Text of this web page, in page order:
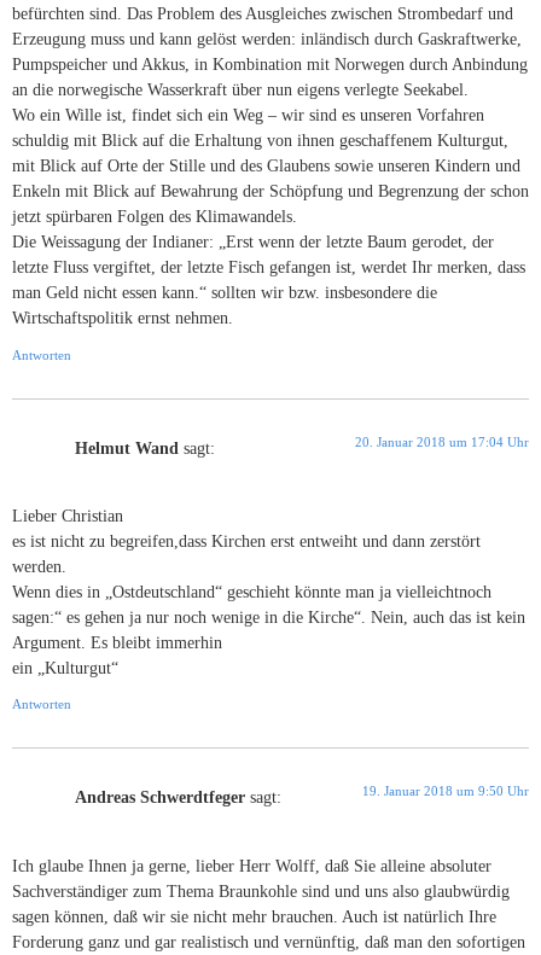
befürchten sind. Das Problem des Ausgleiches zwischen Strombedarf und
Erzeugung muss und kann gelöst werden: inländisch durch Gaskraftwerke,
Pumpspeicher und Akkus, in Kombination mit Norwegen durch Anbindung
an die norwegische Wasserkraft über nun eigens verlegte Seekabel.
Wo ein Wille ist, findet sich ein Weg – wir sind es unseren Vorfahren
schuldig mit Blick auf die Erhaltung von ihnen geschaffenem Kulturgut,
mit Blick auf Orte der Stille und des Glaubens sowie unseren Kindern und
Enkeln mit Blick auf Bewahrung der Schöpfung und Begrenzung der schon
jetzt spürbaren Folgen des Klimawandels.
Die Weissagung der Indianer: „Erst wenn der letzte Baum gerodet, der
letzte Fluss vergiftet, der letzte Fisch gefangen ist, werdet Ihr merken, dass
man Geld nicht essen kann.“ sollten wir bzw. insbesondere die
Wirtschaftspolitik ernst nehmen.
Antworten
Helmut Wand sagt: 20. Januar 2018 um 17:04 Uhr
Lieber Christian
es ist nicht zu begreifen,dass Kirchen erst entweiht und dann zerstört
werden.
Wenn dies in „Ostdeutschland“ geschieht könnte man ja vielleichtnoch
sagen:“ es gehen ja nur noch wenige in die Kirche“. Nein, auch das ist kein
Argument. Es bleibt immerhin
ein „Kulturgut“
Antworten
Andreas Schwerdtfeger sagt: 19. Januar 2018 um 9:50 Uhr
Ich glaube Ihnen ja gerne, lieber Herr Wolff, daß Sie alleine absoluter
Sachverständiger zum Thema Braunkohle sind und uns also glaubwürdig
sagen können, daß wir sie nicht mehr brauchen. Auch ist natürlich Ihre
Forderung ganz und gar realistisch und vernünftig, daß man den sofortigen